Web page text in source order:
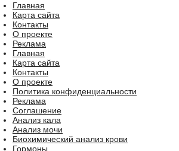
Главная
Карта сайта
Контакты
О проекте
Реклама
Главная
Карта сайта
Контакты
О проекте
Политика конфиденциальности
Реклама
Соглашение
Анализ кала
Анализ мочи
Биохимический анализ крови
Гормоны